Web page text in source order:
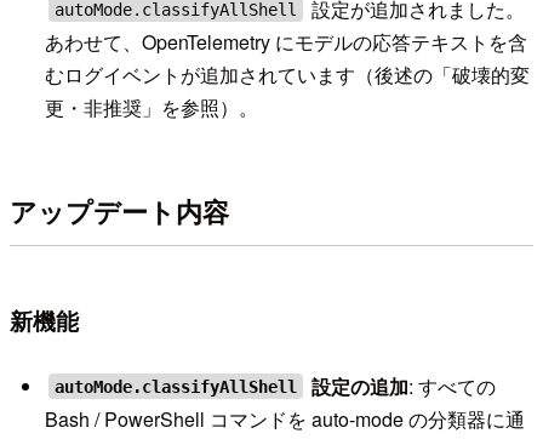
autoMode.classifyAllShell
設定が追加されました。
あわせて、OpenTelemetry にモデルの応答テキストを含
むログイベントが追加されています（後述の「破壊的変
更・非推奨」を参照）。
アップデート内容
新機能
autoMode.classifyAllShell 設定の追加: すべての
Bash / PowerShell コマンドを auto-mode の分類器に通